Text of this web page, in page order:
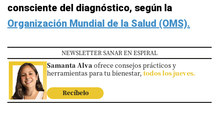
consciente del diagnóstico, según la
Organización Mundial de la Salud (OMS).
NEWSLETTER SANAR EN ESPIRAL
Samanta Alvaofrece consejos prácticos y
herramientas para tu bienestar,todos los jueves.
Recíbelo